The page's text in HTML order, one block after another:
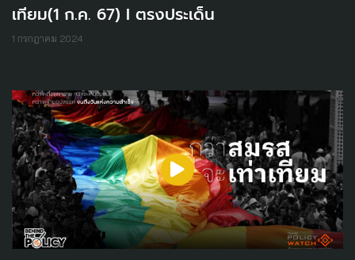
เทียม(1 ก.ค. 67) I ตรงประเด็น
1 กรกฎาคม 2024